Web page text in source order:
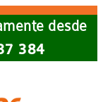
desde
384